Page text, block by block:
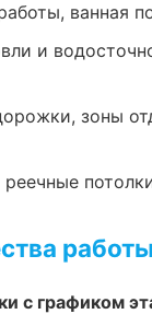
ванная
и
зоны
с графиком